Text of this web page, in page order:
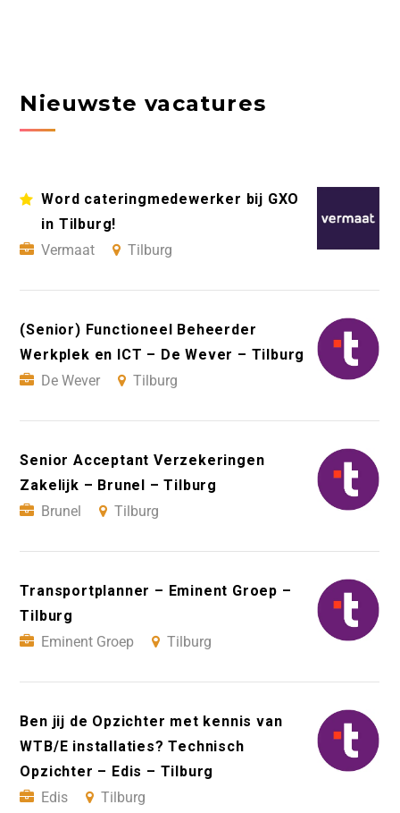
Nieuwste vacatures
Word cateringmedewerker bij GXO
in Tilburg!
Vermaat
Tilburg
(Senior) Functioneel Beheerder
Werkplek en ICT – De Wever – Tilburg
De Wever
Tilburg
Senior Acceptant Verzekeringen
Zakelijk – Brunel – Tilburg
Brunel
Tilburg
Transportplanner – Eminent Groep –
Tilburg
Eminent Groep
Tilburg
Ben jij de Opzichter met kennis van
WTB/E installaties? Technisch
Opzichter – Edis – Tilburg
Edis
Tilburg